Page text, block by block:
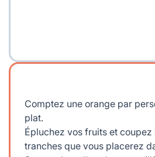
Comptez une orange par
plat.
Épluchez vos fruits et coupez
tranches que vous placerez